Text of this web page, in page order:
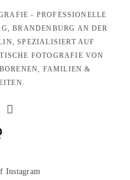
- PROFESSIONELLE
BRANDENBURG AN DER
SPEZIALISIERT AUF
FOTOGRAFIE VON
FAMILIEN &
Instagram